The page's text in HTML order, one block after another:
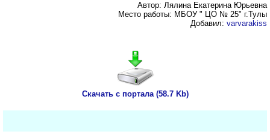
Автор: Лялина Екатерина Юрьевна
Место работы: МБОУ " ЦО № 25" г.Тулы
Добавил: varvarakiss
Скачать с портала (58.7 Kb)